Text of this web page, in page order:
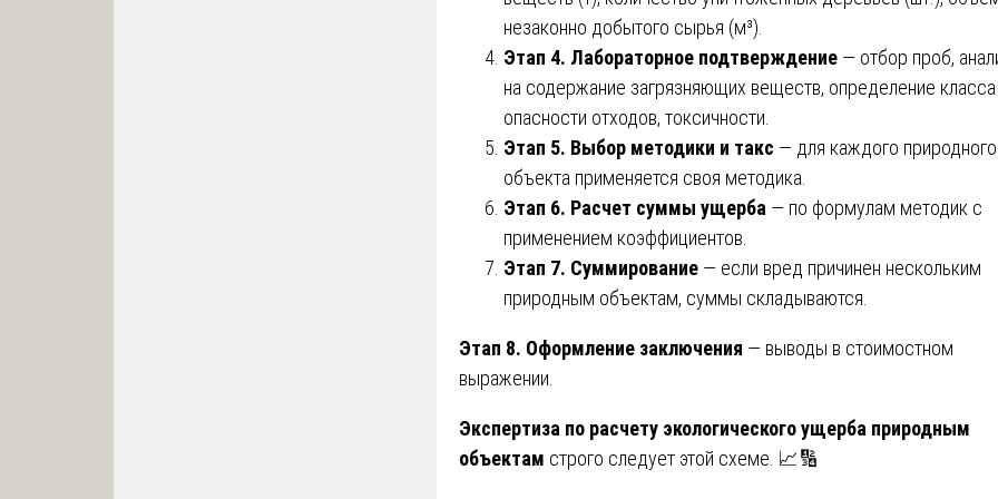
незаконно добытого сырья (м³).
Этап 4. Лабораторное подтверждение — отбор проб,
на содержание загрязняющих веществ, определение класса
опасности отходов, токсичности.
Этап 5. Выбор методики и такс — для каждого природного
объекта применяется своя методика.
Этап 6. Расчет суммы ущерба — по формулам методик с
применением коэффициентов.
Этап 7. Суммирование — если вред причинен нескольким
природным объектам, суммы складываются.
Этап 8. Оформление заключения — выводы в стоимостном
выражении.
Экспертиза по расчету экологического ущерба природным
объектам строго следует этой схеме. 📈🔢